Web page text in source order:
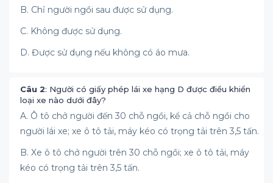
B. Chỉ người ngồi sau được sử dụng.
C. Không được sử dụng.
D. Được sử dụng nếu không có áo mưa.
Câu 2: Người có giấy phép lái xe hạng D được điều khiển
loại xe nào dưới đây?
A. Ô tô chở người đến 30 chỗ ngồi, kể cả chỗ ngồi cho
người lái xe; xe ô tô tải, máy kéo có trọng tải trên 3,5 tấn.
B. Xe ô tô chở người trên 30 chỗ ngồi; xe ô tô tải, máy
kéo có trọng tải trên 3,5 tấn.